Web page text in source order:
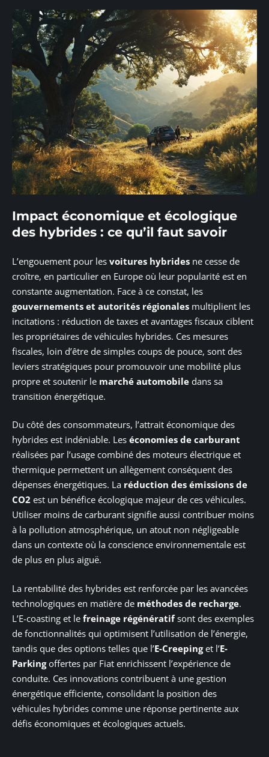
Impact économique et écologique
des hybrides : ce qu’il faut savoir
L’engouement pour les voitures hybrides ne cesse de
croître, en particulier en Europe où leur popularité est en
constante augmentation. Face à ce constat, les
gouvernements et autorités régionales multiplient les
incitations : réduction de taxes et avantages fiscaux ciblent
les propriétaires de véhicules hybrides. Ces mesures
fiscales, loin d’être de simples coups de pouce, sont des
leviers stratégiques pour promouvoir une mobilité plus
propre et soutenir le marché automobile dans sa
transition énergétique.
Du côté des consommateurs, l’attrait économique des
hybrides est indéniable. Les économies de carburant
réalisées par l’usage combiné des moteurs électrique et
thermique permettent un allègement conséquent des
dépenses énergétiques. La réduction des émissions de
CO2 est un bénéfice écologique majeur de ces véhicules.
Utiliser moins de carburant signifie aussi contribuer moins
à la pollution atmosphérique, un atout non négligeable
dans un contexte où la conscience environnementale est
de plus en plus aiguë.
La rentabilité des hybrides est renforcée par les avancées
technologiques en matière de méthodes de recharge.
L’E-coasting et le freinage régénératifsont des exemples
de fonctionnalités qui optimisent l’utilisation de l’énergie,
tandis que des options telles que l’E-Creepinget l’E-
Parkingoffertes par Fiat enrichissent l’expérience de
conduite. Ces innovations contribuent à une gestion
énergétique efficiente, consolidant la position des
véhicules hybrides comme une réponse pertinente aux
défis économiques et écologiques actuels.